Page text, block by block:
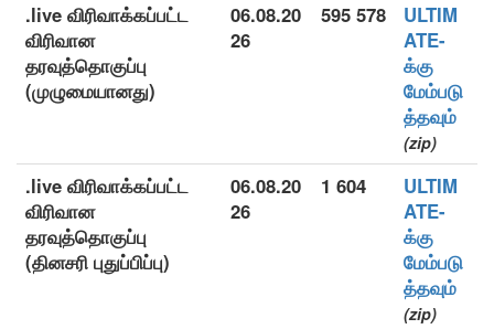
.live விரிவாக்கப்பட்ட
விரிவான
தரவுத்தொகுப்பு
(முழுமையானது)
06.08.20
26
595 578
ULTIM
ATE-
க்கு
மேம்படு
த்தவும்
(zip)
.live விரிவாக்கப்பட்ட
விரிவான
தரவுத்தொகுப்பு
(தினசரி புதுப்பிப்பு)
06.08.20
26
1 604
ULTIM
ATE-
க்கு
மேம்படு
த்தவும்
(zip)